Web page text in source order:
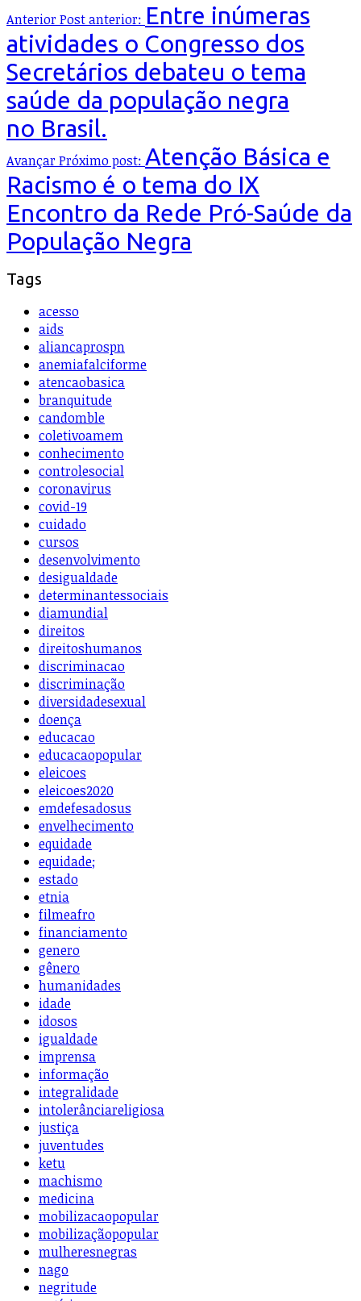
AnteriorPost anterior: Entre inúmeras
atividades o Congresso dos
Secretários debateu o tema
saúde da população negra
no Brasil.
AvançarPróximo post: Atenção Básica e
Racismo é o tema do IX
Encontro da Rede Pró-Saúde da
População Negra
Tags
acesso
aids
aliancaprospn
anemiafalciforme
atencaobasica
branquitude
candomble
coletivoamem
conhecimento
controlesocial
coronavirus
covid-19
cuidado
cursos
desenvolvimento
desigualdade
determinantessociais
diamundial
direitos
direitoshumanos
discriminacao
discriminação
diversidadesexual
doença
educacao
educacaopopular
eleicoes
eleicoes2020
emdefesadosus
envelhecimento
equidade
equidade;
estado
etnia
filmeafro
financiamento
genero
gênero
humanidades
idade
idosos
igualdade
imprensa
informação
integralidade
intolerânciareligiosa
justiça
juventudes
ketu
machismo
medicina
mobilizacaopopular
mobilizaçãopopular
mulheresnegras
nago
negritude